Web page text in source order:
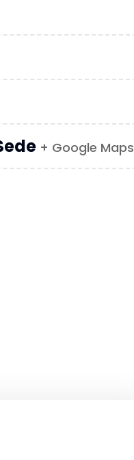
+ Google Maps